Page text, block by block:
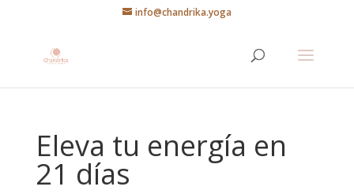
info@chandrika.yoga
Eleva tu energía en
21 días